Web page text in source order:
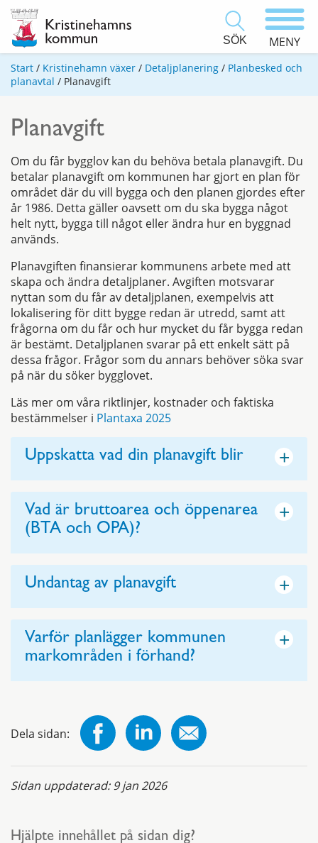
SÖK MENY
Start / Kristinehamn växer / Detaljplanering / Planbesked och
planavtal / Planavgift
Planavgift
Om du får bygglov kan du behöva betala planavgift. Du
betalar planavgift om kommunen har gjort en plan för
området där du vill bygga och den planen gjordes efter
år 1986. Detta gäller oavsett om du ska bygga något
helt nytt, bygga till något eller ändra hur en byggnad
används.
Planavgiften finansierar kommunens arbete med att
skapa och ändra detaljplaner. Avgiften motsvarar
nyttan som du får av detaljplanen, exempelvis att
lokalisering för ditt bygge redan är utredd, samt att
frågorna om du får och hur mycket du får bygga redan
är bestämt. Detaljplanen svarar på ett enkelt sätt på
dessa frågor. Frågor som du annars behöver söka svar
på när du söker bygglovet.
Läs mer om våra riktlinjer, kostnader och faktiska
bestämmelser i Plantaxa 2025
Uppskatta vad din planavgift blir +
Vad är bruttoarea och öppenarea
(BTA och OPA)?
+
Undantag av planavgift +
Varför planlägger kommunen
markområden i förhand?
+
Dela sidan:
Sidan uppdaterad:9 jan 2026
Hjälpte innehållet på sidan dig?